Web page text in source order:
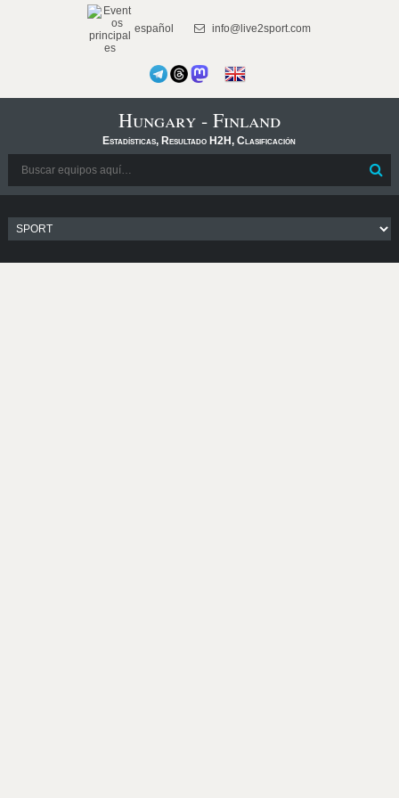
español info@live2sport.com
Hungary - Finland
Estadísticas, Resultado H2H, Clasificación